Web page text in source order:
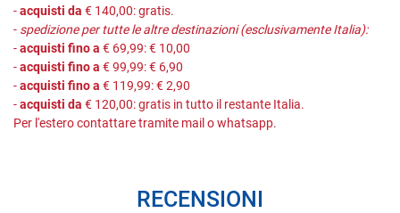
-acquisti da € 140,00: gratis.
- spedizione per tutte le altre destinazioni (esclusivamente Italia):
-acquisti fino a € 69,99: € 10,00
-acquisti fino a € 99,99: € 6,90
-acquisti fino a € 119,99: € 2,90
-acquisti da € 120,00: gratis in tutto il restante Italia.
Per l'estero contattare tramite mail o whatsapp.
RECENSIONI